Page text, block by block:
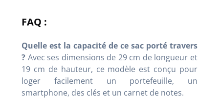
FAQ :
Quelle est la capacité de ce sac porté travers
? Avec ses dimensions de 29 cm de longueur et
19 cm de hauteur, ce modèle est conçu pour
loger facilement un portefeuille, un
smartphone, des clés et un carnet de notes.